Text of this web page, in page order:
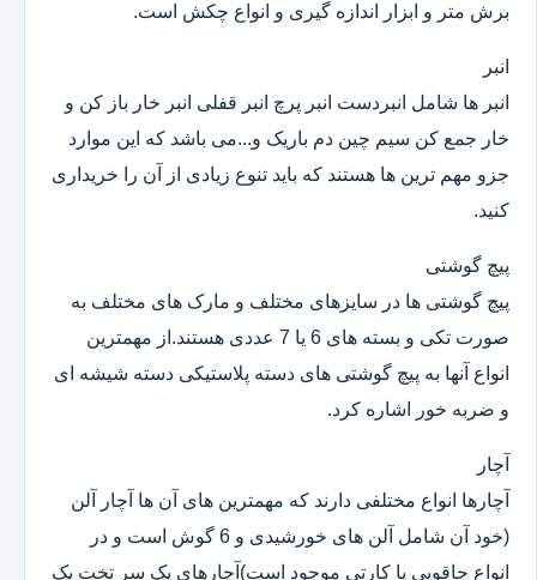
برش متر و ابزار اندازه گیری و انواع چکش است.
انبر
انبر ها شامل انبردست انبر پرچ انبر قفلی انبر خار باز کن و
خار جمع کن سیم چین دم باریک و...می باشد که این موارد
جزو مهم ترین ها هستند که باید تنوع زیادی از آن را خریداری
کنید.
پیچ گوشتی
پیچ گوشتی ها در سایزهای مختلف و مارک های مختلف به
صورت تکی و بسته های 6 یا 7 عددی هستند.از مهمترین
انواع آنها به پیچ گوشتی های دسته پلاستیکی دسته شیشه ای
و ضربه خور اشاره کرد.
آچار
آچارها انواع مختلفی دارند که مهمترین های آن ها آچار آلن
(خود آن شامل آلن های خورشیدی و 6 گوش است و در
انواع چاقویی یا کارتی موجود است)آچارهای یک سر تخت یک